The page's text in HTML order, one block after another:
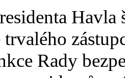
Rady